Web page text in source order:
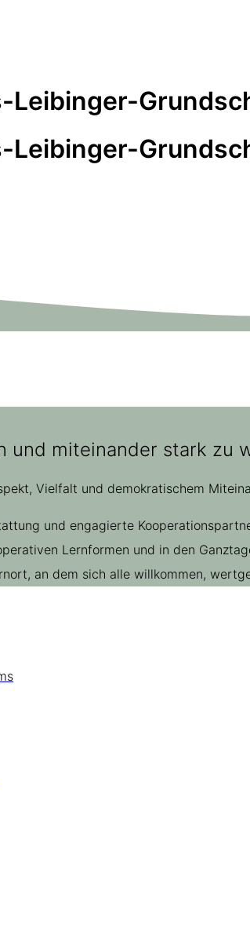
Leibinger-
Leibinger-
und miteinander stark zu
Vielfalt und demokratischem
und engagierte
Lernformen und in den
an dem sich alle willkommen,